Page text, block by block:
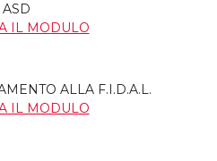
ASD
IL MODULO
ALLA F.I.D.A.L.
IL MODULO